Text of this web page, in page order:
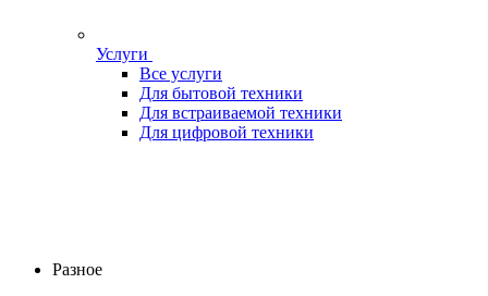
Услуги
Все услуги
Для бытовой техники
Для встраиваемой техники
Для цифровой техники
Разное